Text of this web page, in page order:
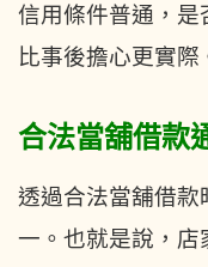
信用條件普通，是
比事後擔心更實際
合法當舖借款
透過合法當舖借款
一。也就是說，店